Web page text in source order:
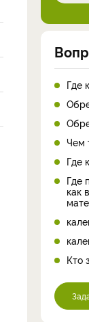
Где
Чем
Где
Где
как
Кто